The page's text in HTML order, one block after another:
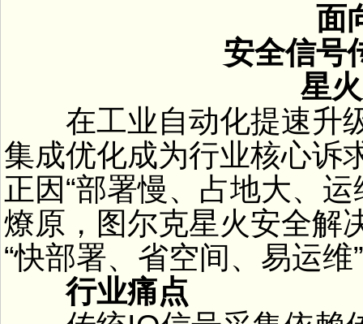
面
安全信号传
星火
在工业自动化提速升级
集成优化成为行业核心诉
正因“部署慢、占地大、
燎原，图尔克星火安全解
“快部署、省空间、易运维
行业痛点